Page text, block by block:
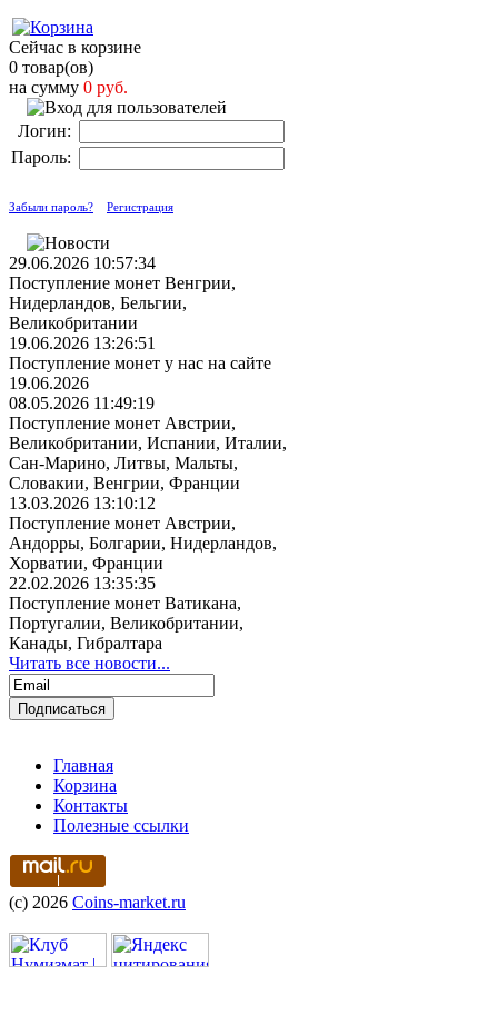
Сейчас в корзине
0 товар(ов)
на сумму 0 руб.
Логин:
Пароль:
Забыли пароль? Регистрация
29.06.2026 10:57:34
Поступление монет Венгрии,
Нидерландов, Бельгии,
Великобритании
19.06.2026 13:26:51
Поступление монет у нас на сайте
19.06.2026
08.05.2026 11:49:19
Поступление монет Австрии,
Великобритании, Испании, Италии,
Сан-Марино, Литвы, Мальты,
Словакии, Венгрии, Франции
13.03.2026 13:10:12
Поступление монет Австрии,
Андорры, Болгарии, Нидерландов,
Хорватии, Франции
22.02.2026 13:35:35
Поступление монет Ватикана,
Португалии, Великобритании,
Канады, Гибралтара
Читать все новости...
Главная
Корзина
Контакты
Полезные ссылки
(c) 2026 Coins-market.ru